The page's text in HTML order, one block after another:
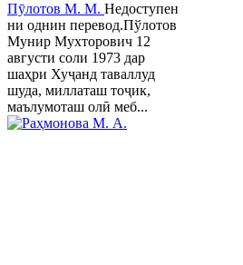
Пӯлотов М. М. Недоступен
ни однин перевод.Пўлотов
Мунир Мухторович 12
августи соли 1973 дар
шаҳри Хуҷанд таваллуд
шуда, миллаташ тоҷик,
маълумоташ олӣ меб...